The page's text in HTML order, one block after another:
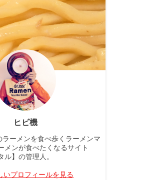
ヒビ機
ーメンを食べ歩くラーメンマ
メンが食べたくなるサイト
ル】の管理人。
いプロフィールを見る